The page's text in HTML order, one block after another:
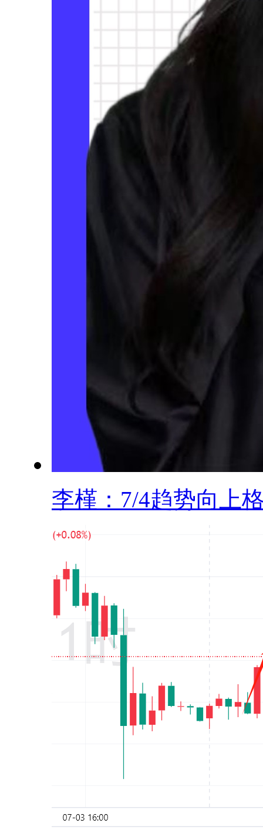
李槿：7/4趋势向上